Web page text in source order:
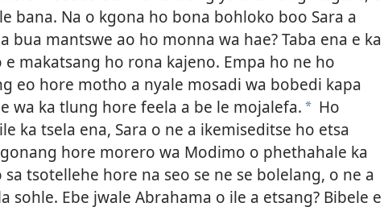
bana. Na o kgona ho bona bohloko boo Sara a
bua mantswe ao ho monna wa hae? Taba ena e ka
makatsang ho rona kajeno. Empa ho ne ho
eo hore motho a nyale mosadi wa bobedi kapa
wa ka tlung hore feela a be le mojalefa. * Ho
ka tsela ena, Sara o ne a ikemiseditse ho etsa
hore morero wa Modimo o phethahale ka
tsotellehe hore na seo se ne se bolelang, o ne a
sohle. Ebe jwale Abrahama o ile a etsang? Bibele e